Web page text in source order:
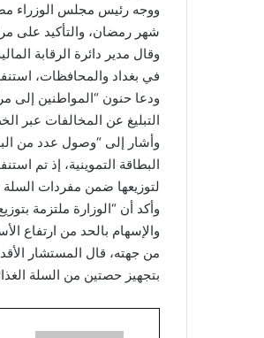
ووجه رئيس مجلس الوزراء
شهر رمضان، والتأكيد على
وقال مدير دائرة الرقابة
في بغداد والمحافظات،
ودعا حنون “المواطنين إلى
التبليغ عن المخالفات عبر
وأشار إلى “وصول عدد من
البطاقة التموينية، إذ تم
لتوزيعها ضمن مفردات السلة
وأكد أن “الوزارة ملتزمة
والإسهام بالحد من ارتفاع
من جهته، قال المستشار
بتجهيز حصتين من السلة